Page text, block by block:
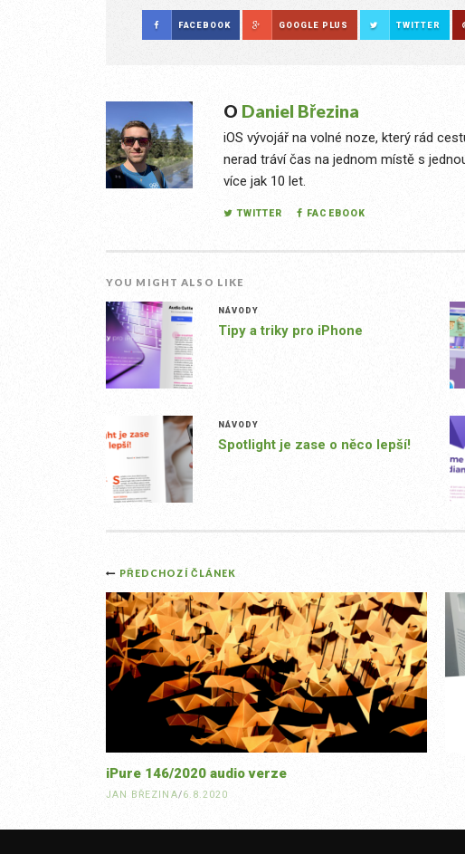
FACEBOOK GOOGLE PLUS TWITTER
O Daniel Březina
iOS vývojář na volné noze, který rád
nerad tráví čas na jednom místě s
více jak 10 let.
TWITTER FACEBOOK
YOU MIGHT ALSO LIKE
NÁVODY
Tipy a triky pro iPhone
NÁVODY
Spotlight je zase o něco lepší!
Post
navigation
PŘEDCHOZÍ ČLÁNEK
iPure 146/2020 audio verze
JAN BŘEZINA/6.8.2020